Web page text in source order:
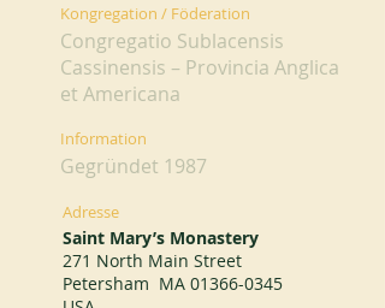
Kongregation / Föderation
Congregatio Sublacensis
Cassinensis – Provincia Anglica
et Americana
Information
Gegründet 1987
Adresse
Saint Mary’s Monastery
271 North Main Street
Petersham MA 01366-0345